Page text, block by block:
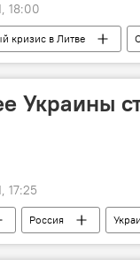
18:00
кризис в Литве
Украины
17:25
Россия